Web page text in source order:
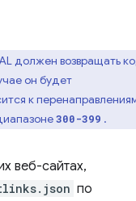
должен возвращать
он будет
к
300-399 .
веб-сайтах,
по